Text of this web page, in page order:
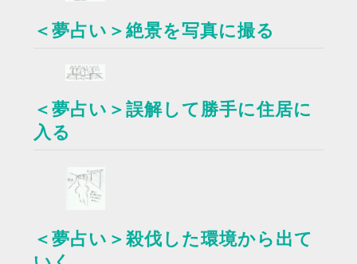
＜夢占い＞絶景を写真に撮る
＜夢占い＞誤解して勝手に住居に
入る
＜夢占い＞殺伐した環境から出て